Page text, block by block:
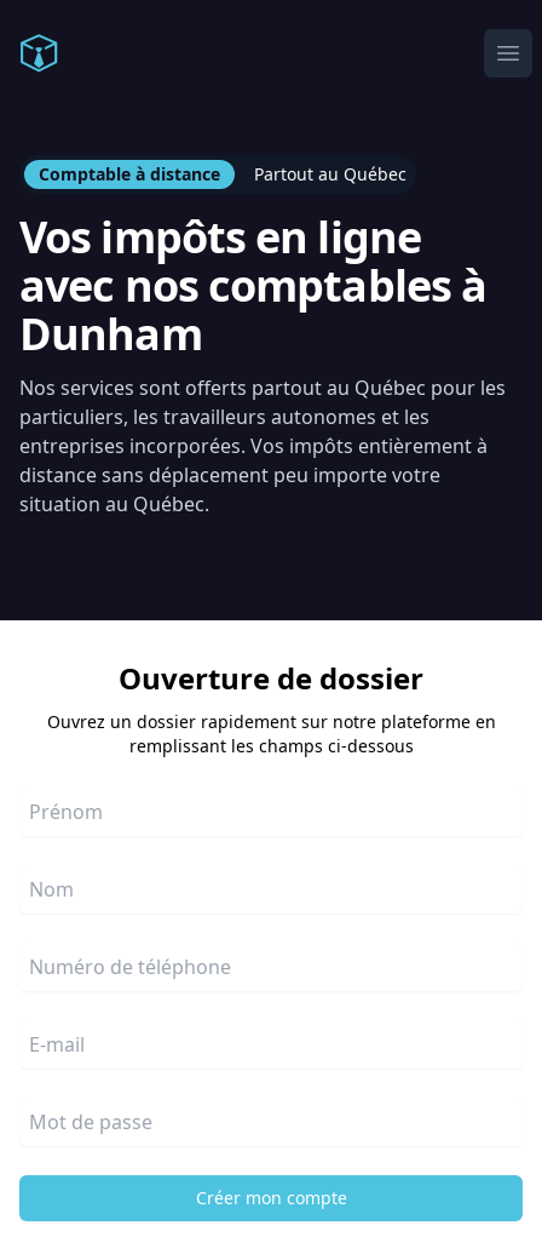
Comptable en ligne
Comptable à distance Partout au Québec
Vos impôts en ligne
avec nos comptables à
Dunham
Nos services sont offerts partout au Québec pour les
particuliers, les travailleurs autonomes et les
entreprises incorporées. Vos impôts entièrement à
distance sans déplacement peu importe votre
situation au Québec.
Ouverture de dossier
Ouvrez un dossier rapidement sur notre plateforme en
remplissant les champs ci-dessous
Prénom
Nom
Numéro de téléphone
E-mail
Mot de passe
Créer mon compte